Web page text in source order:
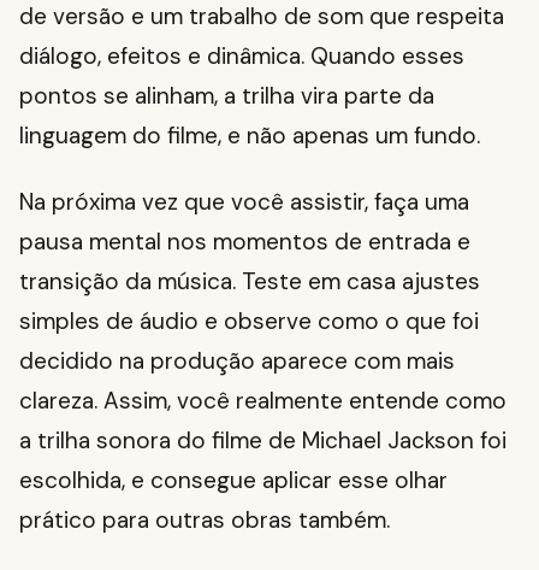
de versão e um trabalho de som que respeita
diálogo, efeitos e dinâmica. Quando esses
pontos se alinham, a trilha vira parte da
linguagem do filme, e não apenas um fundo.
Na próxima vez que você assistir, faça uma
pausa mental nos momentos de entrada e
transição da música. Teste em casa ajustes
simples de áudio e observe como o que foi
decidido na produção aparece com mais
clareza. Assim, você realmente entende como
a trilha sonora do filme de Michael Jackson foi
escolhida, e consegue aplicar esse olhar
prático para outras obras também.